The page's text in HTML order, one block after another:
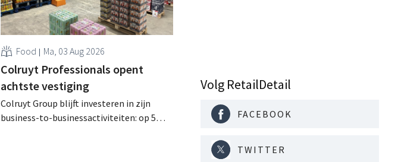
Food Ma, 03 Aug 2026
Colruyt Professionals opent
achtste vestiging
Colruyt Group blijft investeren in zijn
business-to-businessactiviteiten: op 5
Volg RetailDetail
FACEBOOK
TWITTER